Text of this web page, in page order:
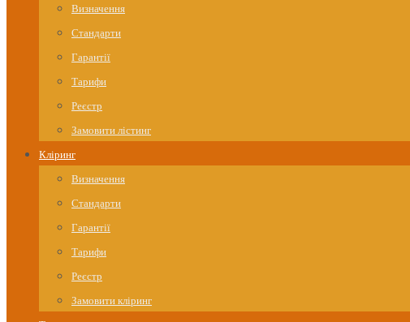
Визначення
Стандарти
Гарантії
Тарифи
Реєстр
Замовити лістинг
Кліринг
Визначення
Стандарти
Гарантії
Тарифи
Реєстр
Замовити кліринг